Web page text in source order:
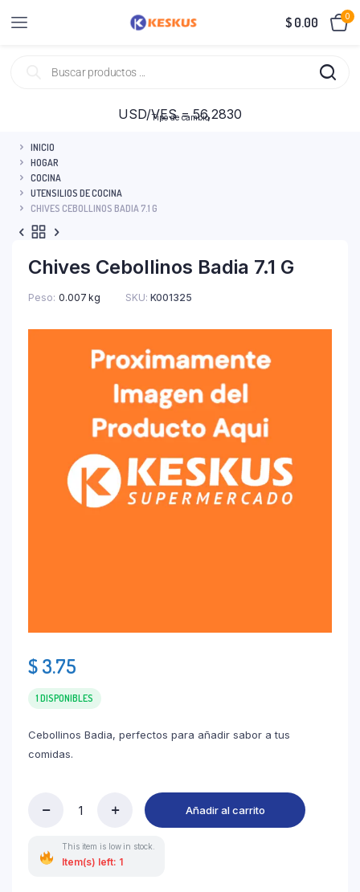
$ 0.00 0
Tipo de cambio
USD/VES = 56,2830
INICIO
HOGAR
COCINA
UTENSILIOS DE COCINA
CHIVES CEBOLLINOS BADIA 7.1 G
Chives Cebollinos Badia 7.1 G
Peso 0.007 kg SKU: K001325
$3.75
1 DISPONIBLES
Cebollinos Badia, perfectos para añadir sabor a tus
comidas.
Añadir al carrito
This item is low in stock.
Item(s) left: 1